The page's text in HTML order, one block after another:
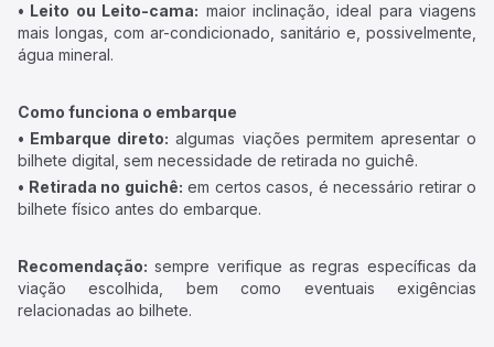
• Leito ou Leito-cama: maior inclinação, ideal para viagens
mais longas, com ar-condicionado, sanitário e, possivelmente,
água mineral.
Como funciona o embarque
• Embarque direto: algumas viações permitem apresentar o
bilhete digital, sem necessidade de retirada no guichê.
• Retirada no guichê: em certos casos, é necessário retirar o
bilhete físico antes do embarque.
Recomendação: sempre verifique as regras específicas da
viação escolhida, bem como eventuais exigências
relacionadas ao bilhete.